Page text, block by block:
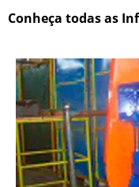
Conheça todas as